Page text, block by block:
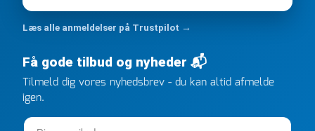
kunne overholde en 2 måneder gammel aftale. Jeg
ringede onsdag kl 16, og min store ordre kom dagen
efter kl 6.45! Kan slet ikke få armene ned, og næste
gang jeg skal bruge noget, vil jeg ringe til dem
FØRST. De varmeste og venligste hilsner fra Rene
Læs alle anmeldelser på Trustpilot →
Få gode tilbud og nyheder 📬
Tilmeld dig vores nyhedsbrev - du kan altid afmelde
igen.